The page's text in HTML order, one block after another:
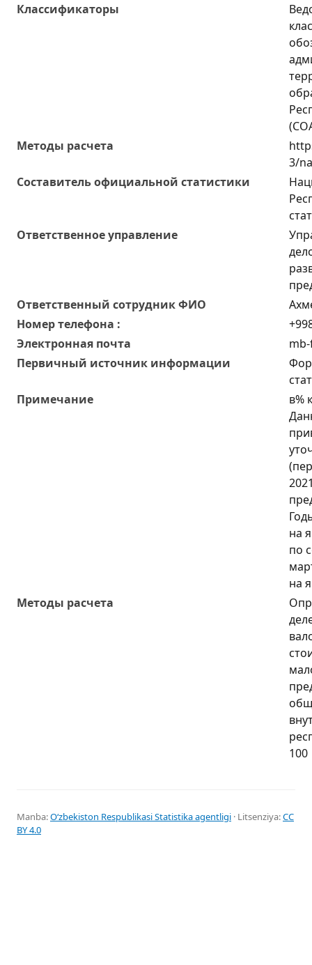
Классификаторы
Методы расчета
3/
Составитель официальной статистики
Ответственное управление
Oтветственный сотрудник ФИО
Номер телефона :
Электронная почта
Первичный источник информации
Примечание
в%
на
по
на
Методы расчета
100
Manba:Oʻzbekiston Respublikasi Statistika agentligi · Litsenziya:CC
BY 4.0